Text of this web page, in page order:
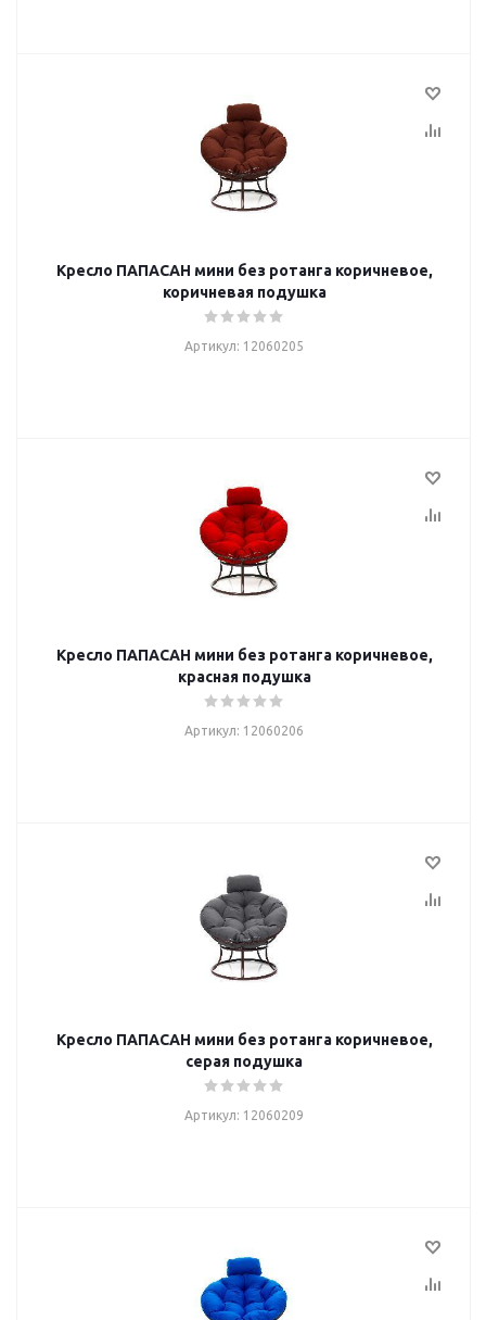
Кресло ПАПАСАН мини без ротанга коричневое,
коричневая подушка
Артикул: 12060205
Кресло ПАПАСАН мини без ротанга коричневое,
красная подушка
Артикул: 12060206
Кресло ПАПАСАН мини без ротанга коричневое,
серая подушка
Артикул: 12060209